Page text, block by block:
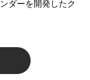
ダーを開発したク